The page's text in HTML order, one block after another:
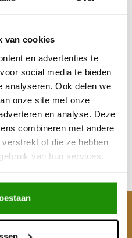
van cookies
en advertenties te
social media te bieden
analyseren. Ook delen we
onze site met onze
en analyse. Deze
combineren met andere
of die ze hebben
van hun services.